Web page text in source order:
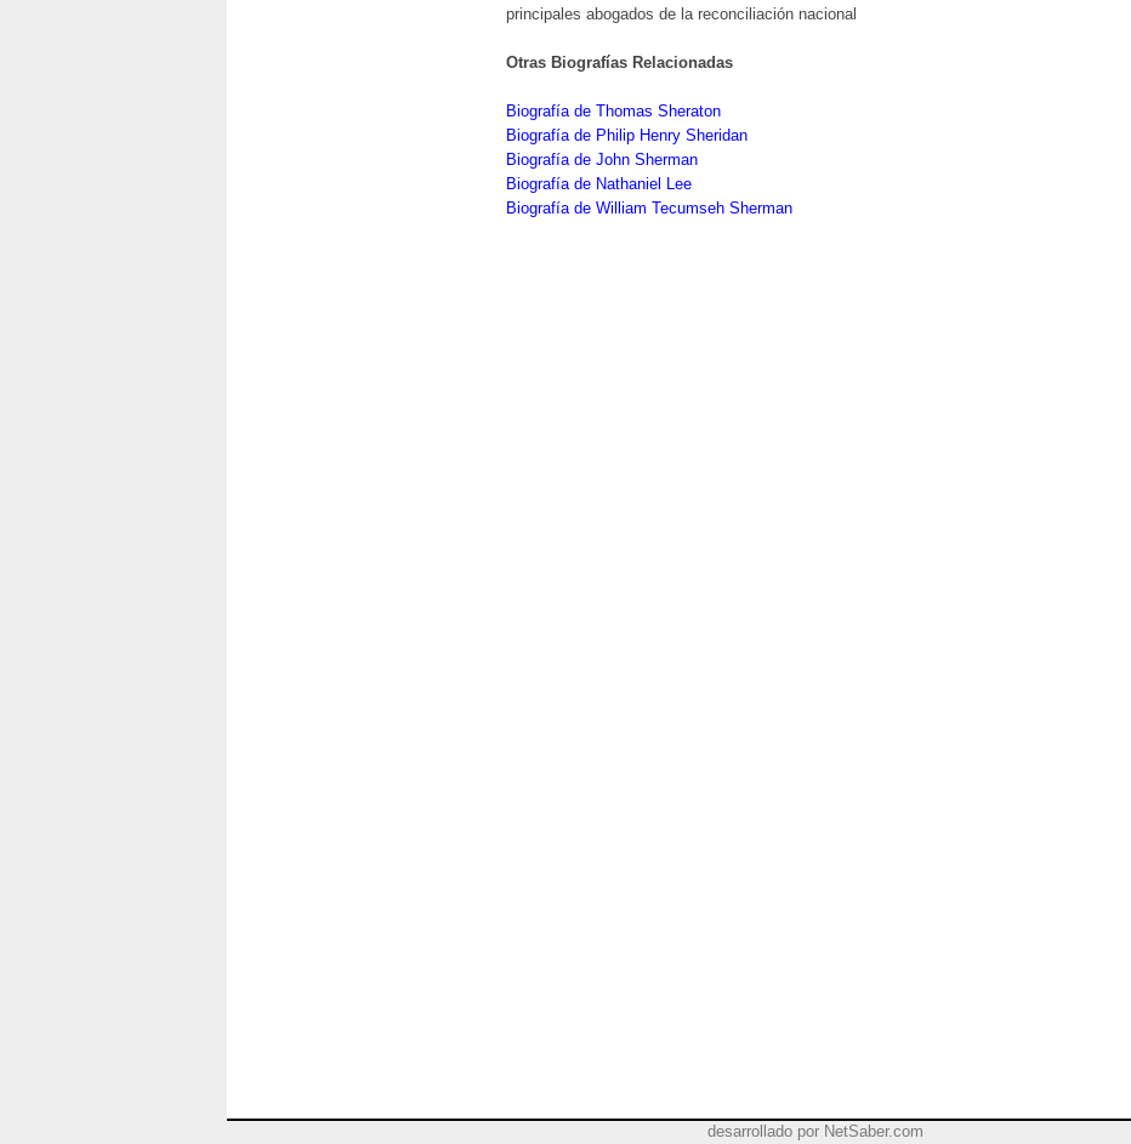
principales abogados de la reconciliación nacional
Otras Biografías Relacionadas
Biografía de Thomas Sheraton
Biografía de Philip Henry Sheridan
Biografía de John Sherman
Biografía de Nathaniel Lee
Biografía de William Tecumseh Sherman
desarrollado por NetSaber.com